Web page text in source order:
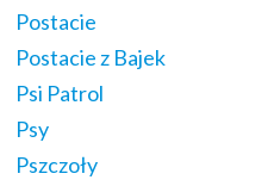
Postacie
Postacie z Bajek
Psi Patrol
Psy
Pszczoły